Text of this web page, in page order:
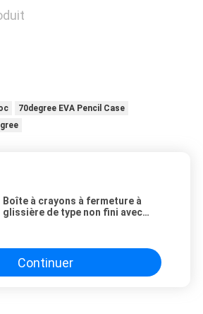
70degree EVA Pencil Case
Boîte à crayons à fermeture à
glissière de type non fini avec
Continuer